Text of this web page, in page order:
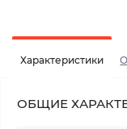
Характеристики
ОБЩИЕ